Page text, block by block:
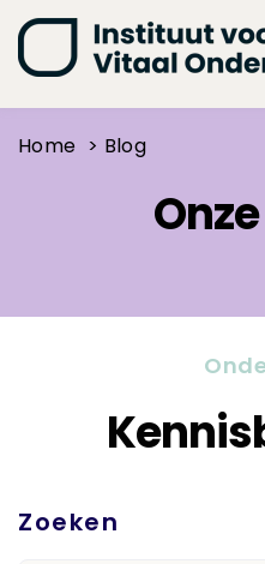
Over Ons
Home > Blog
Zoeken